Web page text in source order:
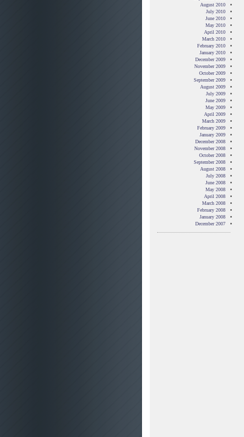
August 2010
July 2010
June 2010
May 2010
April 2010
March 2010
February 2010
January 2010
December 2009
November 2009
October 2009
September 2009
August 2009
July 2009
June 2009
May 2009
April 2009
March 2009
February 2009
January 2009
December 2008
November 2008
October 2008
September 2008
August 2008
July 2008
June 2008
May 2008
April 2008
March 2008
February 2008
January 2008
December 2007